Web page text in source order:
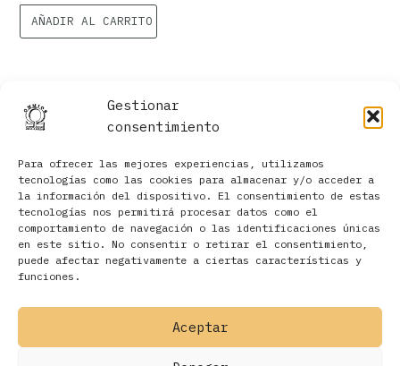
Gestionar
consentimiento
Para ofrecer las mejores experiencias, utilizamos
tecnologías como las cookies para almacenar y/o acceder a
la información del dispositivo. El consentimiento de estas
tecnologías nos permitirá procesar datos como el
comportamiento de navegación o las identificaciones únicas
en este sitio. No consentir o retirar el consentimiento,
puede afectar negativamente a ciertas características y
funciones.
Aceptar
Filtros
AÑADIR AL CARRITO